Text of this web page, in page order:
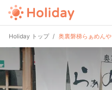
Holiday トップ 奥裏磐梯らぁめんや